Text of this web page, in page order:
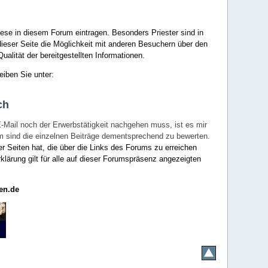
in diesem Forum eintragen. Besonders Priester sind in
Seite die Möglichkeit mit anderen Besuchern über den
der bereitgestellten Informationen.
Sie unter:
noch der Erwerbstätigkeit nachgehen muss, ist es mir
die einzelnen Beiträge dementsprechend zu bewerten.
Seiten hat, die über die Links des Forums zu erreichen
gilt für alle auf dieser Forumspräsenz angezeigten